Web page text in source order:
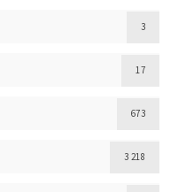
3
17
673
3 218